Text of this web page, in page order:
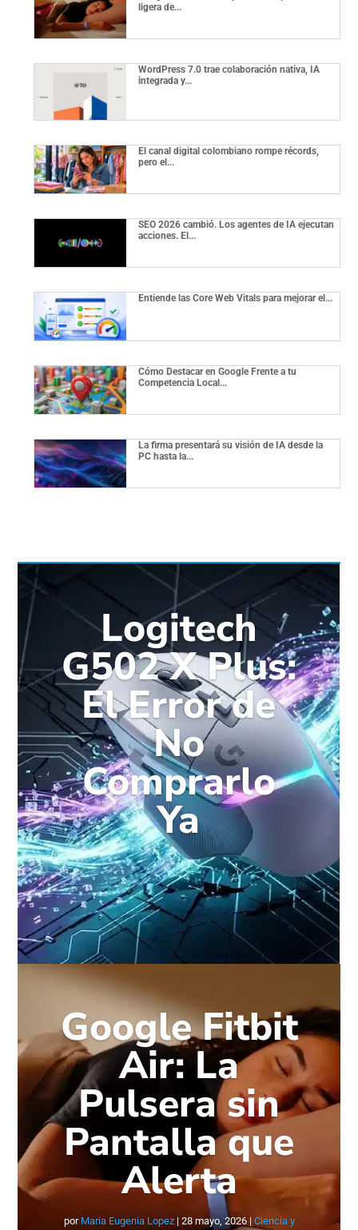
ligera de...
WordPress 7.0 trae colaboración nativa, IA
integrada y...
El canal digital colombiano rompe récords,
pero el...
SEO 2026 cambió. Los agentes de IA ejecutan
acciones. El...
Entiende las Core Web Vitals para mejorar el...
Cómo Destacar en Google Frente a tu
Competencia Local...
La firma presentará su visión de IA desde la
PC hasta la...
Logitech
G502 X Plus:
El Error de
No
Comprarlo
Ya
Google Fitbit
Air: La
Pulsera sin
Pantalla que
Alerta
por Maria Eugenia Lopez| 28 mayo, 2026| Ciencia y